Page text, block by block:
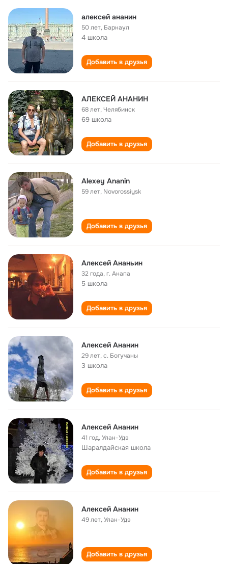
алексей ананин
50 лет, Барнаул
4 школа
Добавить в друзья
АЛЕКСЕЙ АНАНИН
68 лет,Челябинск
69 школа
Добавить в друзья
Alexey Ananin
59 лет, Novorossiysk
Добавить в друзья
Алексей Ананьин
32 года,г. Анапа
5 школа
Добавить в друзья
Алексей Ананин
29 лет,с. Богучаны
3 школа
Добавить в друзья
Алексей Ананин
41 год,Улан-Удэ
Шаралдайская школа
Добавить в друзья
Алексей Ананин
49 лет,Улан-Удэ
Добавить в друзья